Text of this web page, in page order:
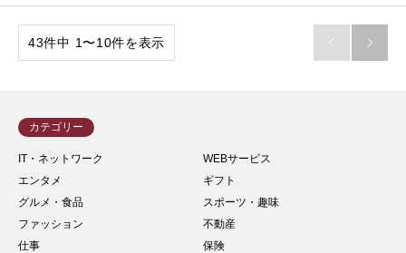
43件中 1〜10件を表示  
カテゴリー
IT・ネットワーク
WEBサービス
エンタメ
ギフト
グルメ・食品
スポーツ・趣味
ファッション
不動産
仕事
保険